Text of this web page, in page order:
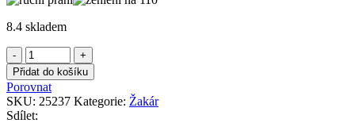
8.4 skladem
Žakár
zelený
alá
maskáč
množství
Přidat do košíku
Porovnat
SKU: 25237 Kategorie: Žakár
Sdílet: